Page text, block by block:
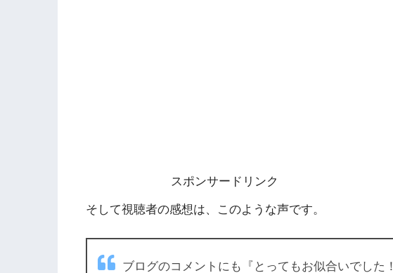
スポンサードリンク
そして視聴者の感想は、このような声です。
ブログのコメントにも『とってもお似合いでした